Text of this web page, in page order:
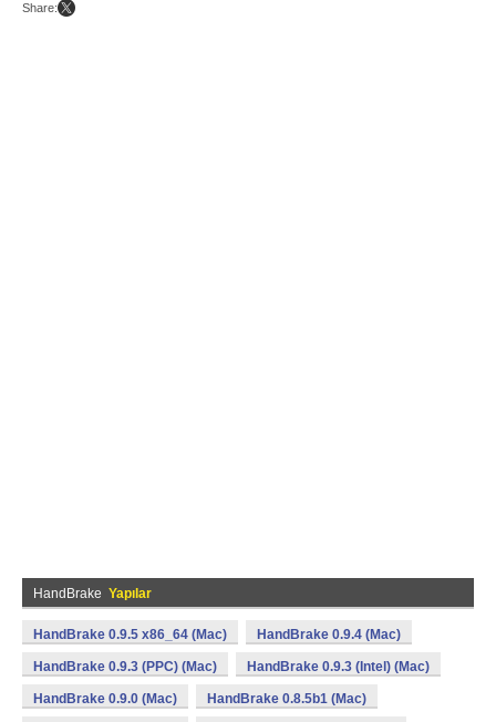
Share:
HandBrake Yapılar
HandBrake 0.9.5 x86_64 (Mac) HandBrake 0.9.4 (Mac)
HandBrake 0.9.3 (PPC) (Mac) HandBrake 0.9.3 (Intel) (Mac)
HandBrake 0.9.0 (Mac) HandBrake 0.8.5b1 (Mac)